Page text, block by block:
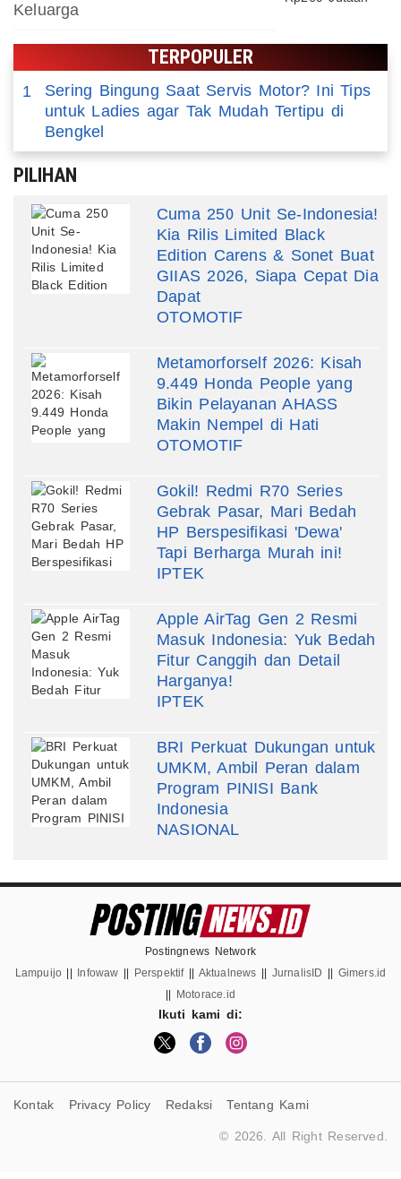
Keluarga
TERPOPULER
1
Sering Bingung Saat Servis Motor? Ini Tips
untuk Ladies agar Tak Mudah Tertipu di
Bengkel
PILIHAN
Cuma 250 Unit Se-Indonesia!
Kia Rilis Limited Black
Edition Carens & Sonet Buat
GIIAS 2026, Siapa Cepat Dia
Dapat
OTOMOTIF
Metamorforself 2026: Kisah
9.449 Honda People yang
Bikin Pelayanan AHASS
Makin Nempel di Hati
OTOMOTIF
Gokil! Redmi R70 Series
Gebrak Pasar, Mari Bedah
HP Berspesifikasi 'Dewa'
Tapi Berharga Murah ini!
IPTEK
Apple AirTag Gen 2 Resmi
Masuk Indonesia: Yuk Bedah
Fitur Canggih dan Detail
Harganya!
IPTEK
BRI Perkuat Dukungan untuk
UMKM, Ambil Peran dalam
Program PINISI Bank
Indonesia
NASIONAL
Postingnews Network
Lampuijo || Infowaw || Perspektif|| Aktualnews || JurnalisID || Gimers.id
|| Motorace.id
Ikuti kami di:
Kontak Privacy Policy Redaksi Tentang Kami
© 2026. All Right Reserved.